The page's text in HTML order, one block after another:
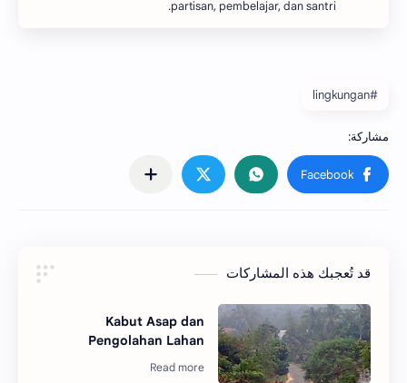
partisan, pembelajar, dan santri.
#lingkungan
قد تُعجبك هذه المشاركات
Kabut Asap dan
Pengolahan Lahan